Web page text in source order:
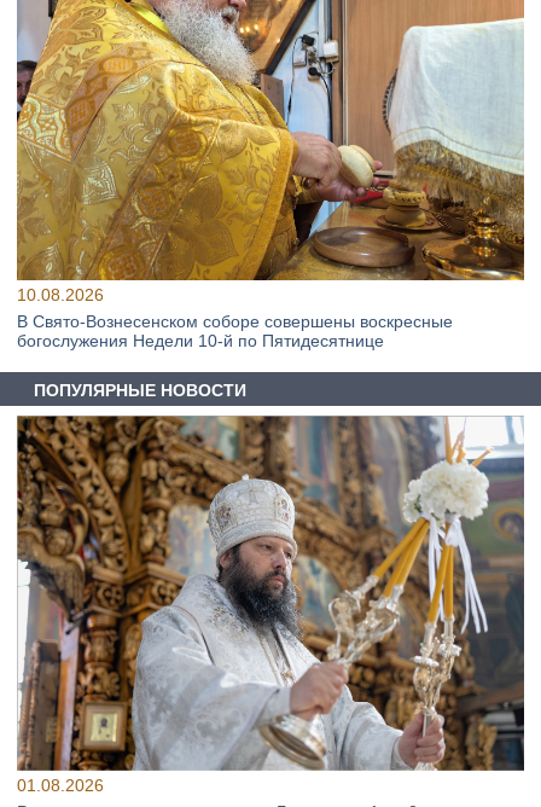
10.08.2026
В Свято‑Вознесенском соборе совершены воскресные
богослужения Недели 10‑й по Пятидесятнице
ПОПУЛЯРНЫЕ НОВОСТИ
01.08.2026